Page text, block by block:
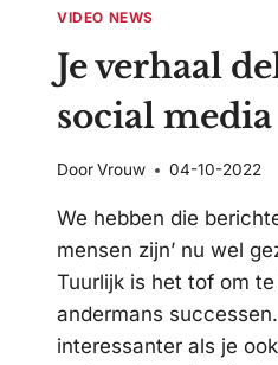
VIDEO NEWS
Je verhaal
social media
DoorVrouw 04-10-2022
We hebben die
mensen zijn’ nu wel
Tuurlijk is het tof om
andermans
interessanter als je